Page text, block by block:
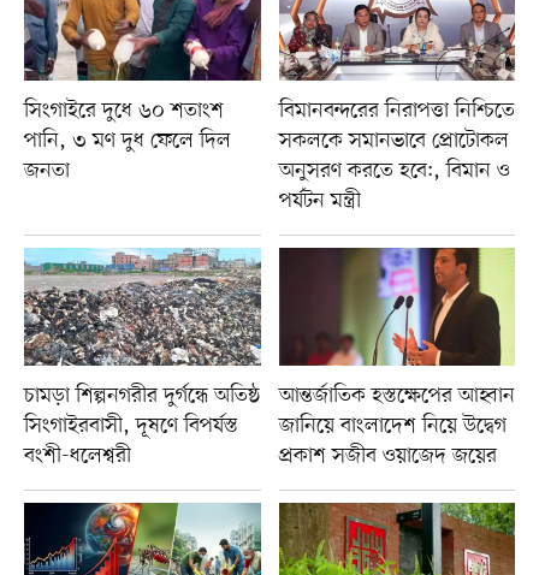
সিংগাইরে দুধে ৬০ শতাংশ
পানি, ৩ মণ দুধ ফেলে দিল
জনতা
বিমানবন্দরের নিরাপত্তা নিশ্চিতে
সকলকে সমানভাবে প্রোটোকল
অনুসরণ করতে হবে:, বিমান ও
পর্যটন মন্ত্রী
চামড়া শিল্পনগরীর দুর্গন্ধে অতিষ্ঠ
সিংগাইরবাসী, দূষণে বিপর্যস্ত
বংশী-ধলেশ্বরী
আন্তর্জাতিক হস্তক্ষেপের আহ্বান
জানিয়ে বাংলাদেশ নিয়ে উদ্বেগ
প্রকাশ সজীব ওয়াজেদ জয়ের